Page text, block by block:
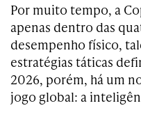
Por muito tempo, a
apenas dentro das
desempenho físico,
estratégias táticas
2026, porém, há um
jogo global: a